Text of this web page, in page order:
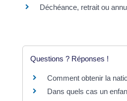
Déchéance, retrait ou
Questions ? Réponses !
Comment obtenir la
Dans quels cas un